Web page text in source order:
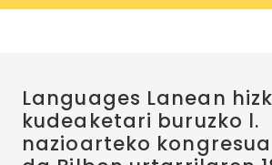
Languages Lanean
kudeaketari buruzko l.
nazioarteko